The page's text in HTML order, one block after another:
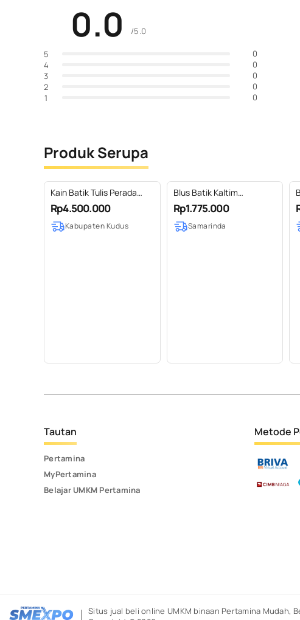
0.0 /5.0
5
0
4
0
3
0
2
0
1
0
Produk Serupa
Kain Batik Tulis Perada
Motif Parang Kembang
Bebek
Rp4.500.000
Kabupaten Kudus
Blus Batik Kaltim
kombinasi bordir Kaltim
dan Lurik
Rp1.775.000
Samarinda
Tautan
Pertamina
MyPertamina
Belajar UMKM Pertamina
Metode
Situs jual beli online UMKM binaan Pertamina Mudah,